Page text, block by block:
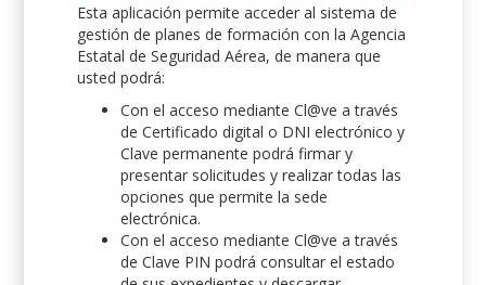
Esta aplicación permite acceder al sistema de
gestión de planes de formación con la Agencia
Estatal de Seguridad Aérea, de manera que
usted podrá:
Con el acceso mediante Cl@ve a través
de Certificado digital o DNI electrónico y
Clave permanente podrá firmar y
presentar solicitudes y realizar todas las
opciones que permite la sede
electrónica.
Con el acceso mediante Cl@ve a través
de Clave PIN podrá consultar el estado